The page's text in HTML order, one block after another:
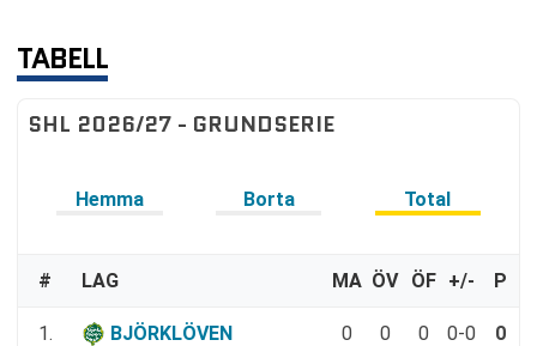
TABELL
SHL 2026/27 - GRUNDSERIE
Hemma Borta Total
# LAG MA ÖV ÖF +/- P
1. BJÖRKLÖVEN 0 0 0 0-0 0